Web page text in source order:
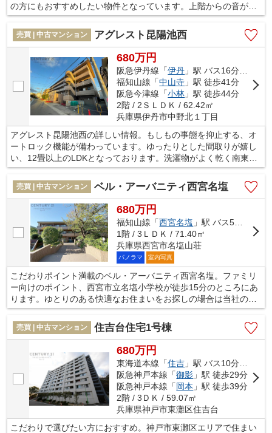
の方にもおすすめしたい物件となっています。上階からの音がな
い、最上階に位置するお部屋です。お客様の住まい探しを、経験
豊富な当社スタッフがしっかりとサポート致します。ご要望やご
不明な点などござましたら、メール又はお電話にてご連絡くださ
売買 | 中古マンション アグレスト昆陽池西
680万円
阪急伊丹線「伊丹 」駅 バス16分 「中野」 停歩3分
福知山線「中山寺 」駅 徒歩41分
阪急今津線「小林 」駅 徒歩44分
2階 / 2ＳＬＤＫ / 62.42㎡
兵庫県伊丹市中野北１丁目
アグレスト昆陽池西の詳しい情報。もしもの事態を抑止する、オ
ートロック機能が備わっています。ゆったりとした間取りが嬉し
い、12畳以上のLDKとなっております。洗濯物がよく乾く南東向
きがオススメポイントです。通勤や通学に阪急伊丹線伊丹の利用
が欠かせないなら、不動産の購入をご検討ください。こだわりや
ご要望などがあれば、ご連絡をお待ちしております。
売買 | 中古マンション ベル・アーバニティ西宮名塩
680万円
福知山線「西宮名塩 」駅 バス5分 「名塩山荘」 停歩3分
1階 / 3ＬＤＫ / 71.40㎡
兵庫県西宮市名塩山荘
パノラマ 室内写真
こだわりポイント満載のベル・アーバニティ西宮名塩。ファミリ
ー向けのポイント、西宮市立名塩小学校が徒歩15分のところにあ
ります。ゆとりのある快適なお住まいをお探しの場合は当社の
3LDKの物件はいかがでしょうか。バス停徒歩3分以内の物件で
す。当社オススメの不動産情報をお求めになるなら、お電話やメ
ールでのお問い合わせ、又は直接お尋ね下さい。当社がしっかり
売買 | 中古マンション 住吉台住宅1号棟
680万円
東海道本線「住吉 」駅 バス10分 「住吉台」 停歩1分
阪急神戸本線「御影 」駅 徒歩29分
阪急神戸本線「岡本 」駅 徒歩39分
2階 / 3ＤＫ / 59.07㎡
兵庫県神戸市東灘区住吉台
こだわりで選びたい方におすすめ。神戸市東灘区エリアで住まい